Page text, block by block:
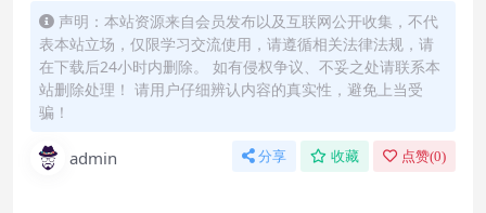
声明：本站资源来自会员发布以及互联网公开收集，不代
表本站立场，仅限学习交流使用，请遵循相关法律法规，请
在下载后24小时内删除。 如有侵权争议、不妥之处请联系本
站删除处理！ 请用户仔细辨认内容的真实性，避免上当受
骗！
admin 分享 收藏 点赞(0)